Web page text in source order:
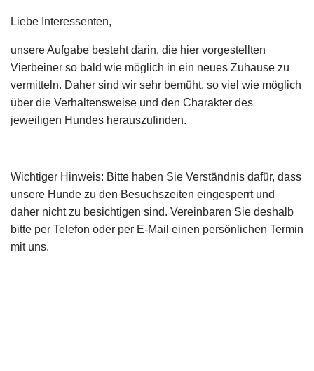
Liebe Interessenten,
unsere Aufgabe besteht darin, die hier vorgestellten
Vierbeiner so bald wie möglich in ein neues Zuhause zu
vermitteln. Daher sind wir sehr bemüht, so viel wie möglich
über die Verhaltensweise und den Charakter des
jeweiligen Hundes herauszufinden.
Wichtiger Hinweis: Bitte haben Sie Verständnis dafür, dass
unsere Hunde zu den Besuchszeiten eingesperrt und
daher nicht zu besichtigen sind. Vereinbaren Sie deshalb
bitte per Telefon oder per E-Mail einen persönlichen Termin
mit uns.